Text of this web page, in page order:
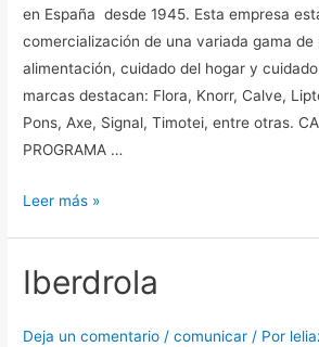
en España desde 1945. Esta empresa
comercialización de una variada gama de
alimentación, cuidado del hogar y
marcas destacan: Flora, Knorr, Calve,
Pons, Axe, Signal, Timotei, entre otras.
PROGRAMA …
Leer más »
Iberdrola
Deja un comentario /comunicar / Por
Iberdrola